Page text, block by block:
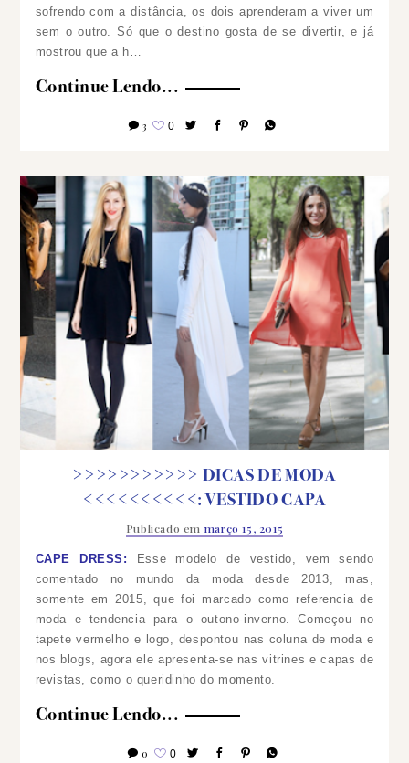
sofrendo com a distância, os dois aprenderam a viver um
sem o outro. Só que o destino gosta de se divertir, e já
mostrou que a h…
Continue Lendo...
3 0
>>>>>>>>>>> DICAS DE MODA
<<<<<<<<<<: VESTIDO CAPA
Publicado em março 15, 2015
CAPE DRESS:
Esse modelo de vestido, vem sendo
comentado no mundo da moda desde 2013, mas,
somente em 2015, que foi marcado como referencia de
moda e tendencia para o outono-inverno.Começou no
tapete vermelho e logo, despontou nas coluna de moda e
nos blogs, agora ele apresenta-se nas vitrines e capas de
revistas, como o queridinho do momento.
Continue Lendo...
0 0